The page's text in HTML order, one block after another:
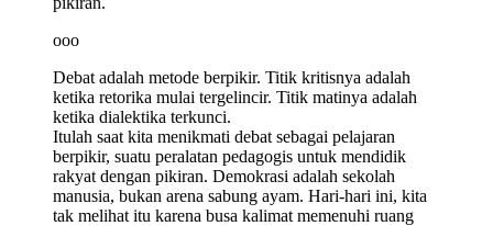
ooo
Debat adalah metode berpikir. Titik kritisnya adalah
ketika retorika mulai tergelincir. Titik matinya adalah
ketika dialektika terkunci.
Itulah saat kita menikmati debat sebagai pelajaran
berpikir, suatu peralatan pedagogis untuk mendidik
rakyat dengan pikiran. Demokrasi adalah sekolah
manusia, bukan arena sabung ayam. Hari-hari ini, kita
tak melihat itu karena busa kalimat memenuhi ruang